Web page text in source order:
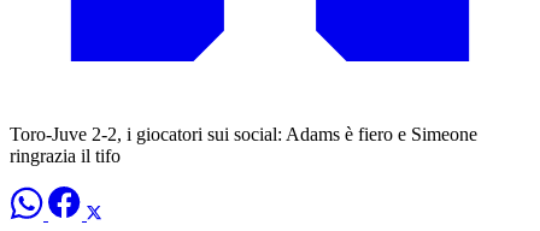
Toro-Juve 2-2, i giocatori sui social: Adams è fiero e Simeone
ringrazia il tifo